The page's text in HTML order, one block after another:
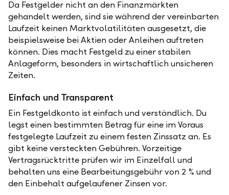
Da Festgelder nicht an den Finanzmärkten
gehandelt werden, sind sie während der vereinbarten
Laufzeit keinen Marktvolatilitäten ausgesetzt, die
beispielsweise bei Aktien oder Anleihen auftreten
können. Dies macht Festgeld zu einer stabilen
Anlageform, besonders in wirtschaftlich unsicheren
Zeiten.
Einfach und Transparent
Ein Festgeldkonto ist einfach und verständlich. Du
legst einen bestimmten Betrag für eine im Voraus
festgelegte Laufzeit zu einem festen Zinssatz an. Es
gibt keine versteckten Gebühren. Vorzeitige
Vertragsrücktritte prüfen wir im Einzelfall und
behalten uns eine Bearbeitungsgebühr von 2 % und
den Einbehalt aufgelaufener Zinsen vor.